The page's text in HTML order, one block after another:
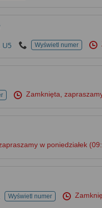
U5 Wyświetl numer
Zamknięta,
w poniedziałek
Wyświetl numer